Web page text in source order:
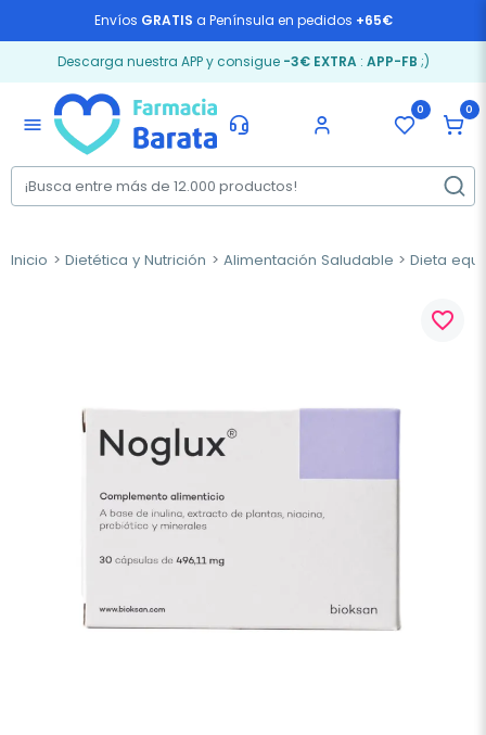
Envíos GRATIS a Península en pedidos +65€
Descarga nuestra APP y consigue -3€ EXTRA: APP-FB ;)
menu
0 0
Inicio Dietética y Nutrición Alimentación Saludable Dieta
favorite_border